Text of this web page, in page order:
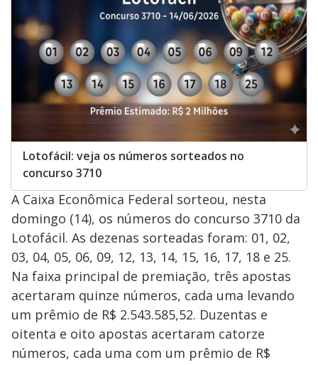
Lotofácil: veja os números sorteados no
concurso 3710
A Caixa Econômica Federal sorteou, nesta
domingo (14), os números do concurso 3710 da
Lotofácil. As dezenas sorteadas foram: 01, 02,
03, 04, 05, 06, 09, 12, 13, 14, 15, 16, 17, 18 e 25.
Na faixa principal de premiação, três apostas
acertaram quinze números, cada uma levando
um prêmio de R$ 2.543.585,52. Duzentas e
oitenta e oito apostas acertaram catorze
números, cada uma com um prêmio de R$